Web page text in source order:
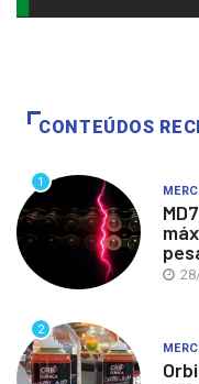
CONTEÚDOS
1
2